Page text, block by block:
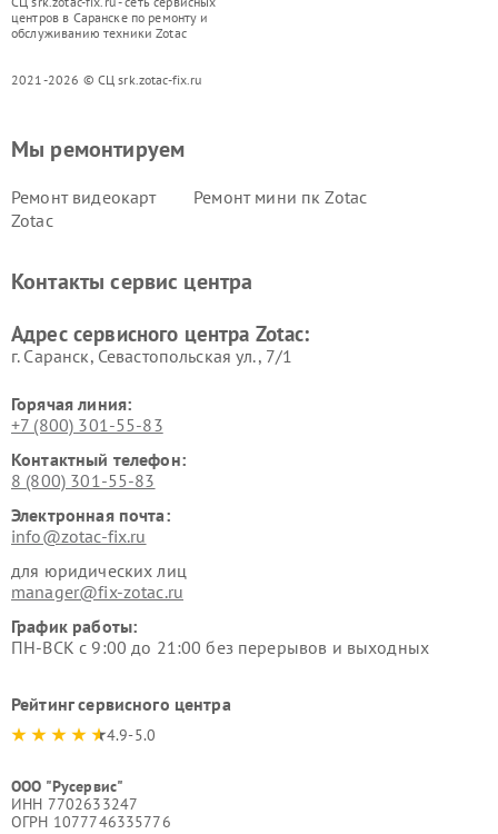
центров в Саранске по ремонту и
обслуживанию техники Zotac
2021-2026 © СЦ srk.zotac-fix.ru
Мы ремонтируем
Ремонт видеокарт
Zotac
Ремонт мини пк Zotac
Контакты сервис центра
Адрес сервисного центра Zotac:
г. Саранск, Севастопольская ул., 7/1
Горячая линия:
+7 (800) 301-55-83
Контактный телефон:
8 (800) 301-55-83
Электронная почта:
info@zotac-fix.ru
для юридических лиц
manager@fix-zotac.ru
График работы:
ПН-ВСК с 9:00 до 21:00 без перерывов и выходных
Рейтинг сервисного центра
4.9-5.0
ООО "Русервис"
ИНН 7702633247
ОГРН 1077746335776